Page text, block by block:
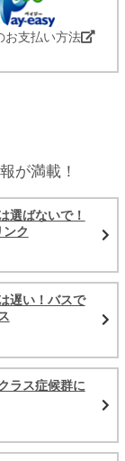
お支払い方法
が満載！
選ばないで！
ンク
遅い！バスで
ラス症候群に